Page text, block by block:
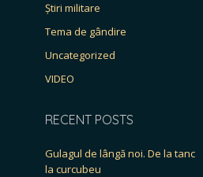
Știri militare
Tema de gândire
Uncategorized
VIDEO
RECENT POSTS
Gulagul de lângă noi. De la tanc
la curcubeu